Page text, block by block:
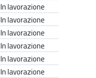
In lavorazione
In lavorazione
In lavorazione
In lavorazione
In lavorazione
In lavorazione